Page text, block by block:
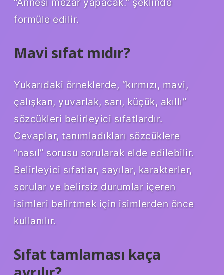
“Annesi mezar yapacak.” şeklinde
formüle edilir.
Mavi sıfat mıdır?
Yukarıdaki örneklerde, “kırmızı, mavi,
çalışkan, yuvarlak, sarı, küçük, akıllı”
sözcükleri belirleyici sıfatlardır.
Cevaplar, tanımladıkları sözcüklere
“nasıl” sorusu sorularak elde edilebilir.
Belirleyici sıfatlar, sayılar, karakterler,
sorular ve belirsiz durumlar içeren
isimleri belirtmek için isimlerden önce
kullanılır.
Sıfat tamlaması kaça